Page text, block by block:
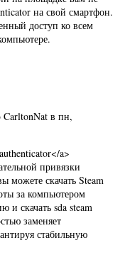
на свой смартфон.
доступ ко всем
CarltonNat в пн,
a>
привязки
можете скачать Steam
за компьютером
и скачать sda steam
заменяет
стабильную